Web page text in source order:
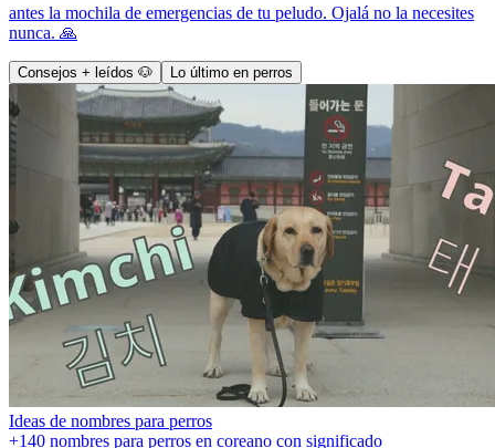
antes la mochila de emergencias de tu peludo. Ojalá no la necesites
nunca. 🙏
Consejos + leídos 🐶 Lo último en perros
Ideas de nombres para perros
+140 nombres para perros en coreano con significado